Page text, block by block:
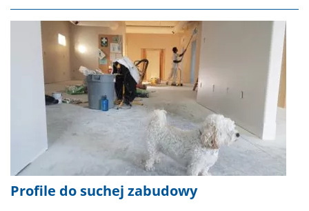
Profile do suchej zabudowy